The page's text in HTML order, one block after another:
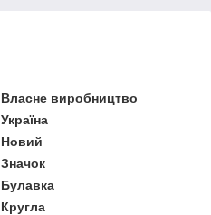
Власне виробництво
Україна
Новий
Значок
Булавка
Кругла